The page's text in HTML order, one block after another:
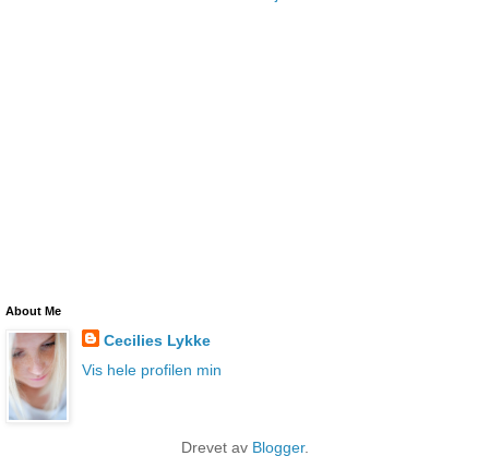
About Me
Cecilies Lykke
Vis hele profilen min
Drevet av Blogger.